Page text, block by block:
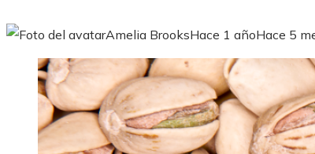
Amelia BrooksHace 1 añoHace 5